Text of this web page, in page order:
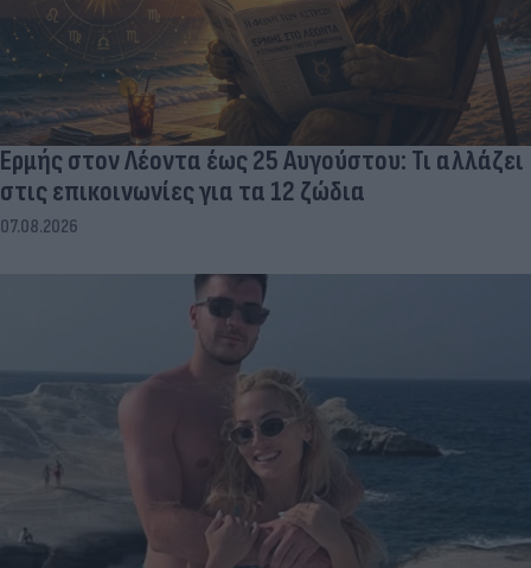
Ερμής στον Λέοντα έως 25 Αυγούστου: Τι αλλάζει
στις επικοινωνίες για τα 12 ζώδια
07.08.2026